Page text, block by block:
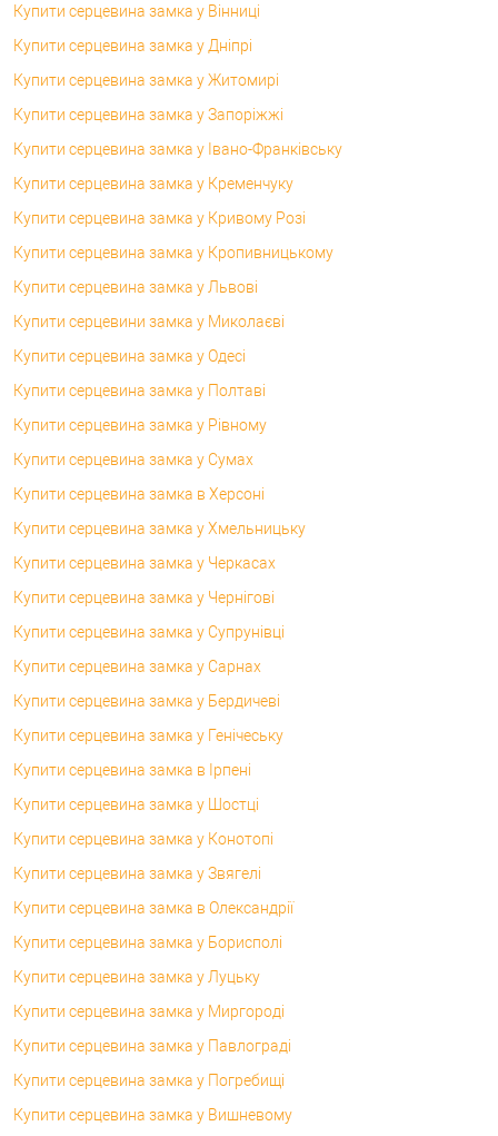
Купити серцевина замка у Вінниці
Купити серцевина замка у Дніпрі
Купити серцевина замка у Житомирі
Купити серцевина замка у Запоріжжі
Купити серцевина замка у Івано-Франківську
Купити серцевина замка у Кременчуку
Купити серцевина замка у Кривому Розі
Купити серцевина замка у Кропивницькому
Купити серцевина замка у Львові
Купити серцевини замка у Миколаєві
Купити серцевина замка у Одесі
Купити серцевина замка у Полтаві
Купити серцевина замка у Рівному
Купити серцевина замка у Сумах
Купити серцевина замка в Херсоні
Купити серцевина замка у Хмельницьку
Купити серцевина замка у Черкасах
Купити серцевина замка у Чернігові
Купити серцевина замка у Супрунівці
Купити серцевина замка у Сарнах
Купити серцевина замка у Бердичеві
Купити серцевина замка у Генічеську
Купити серцевина замка в Ірпені
Купити серцевина замка у Шостці
Купити серцевина замка у Конотопі
Купити серцевина замка у Звягелі
Купити серцевина замка в Олександрії
Купити серцевина замка у Борисполі
Купити серцевина замка у Луцьку
Купити серцевина замка у Миргороді
Купити серцевина замка у Павлограді
Купити серцевина замка у Погребищі
Купити серцевина замка у Вишневому